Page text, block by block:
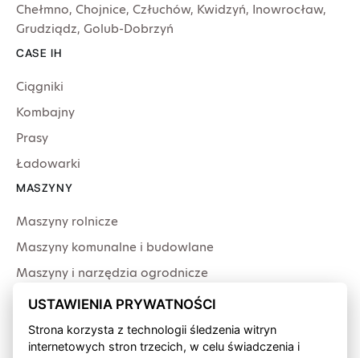
Chełmno, Chojnice, Człuchów, Kwidzyń, Inowrocław,
Grudziądz, Golub-Dobrzyń
CASE IH
Ciągniki
Kombajny
Prasy
Ładowarki
MASZYNY
Maszyny rolnicze
Maszyny komunalne i budowlane
Maszyny i narzędzia ogrodnicze
Producenci
USŁUGI
USTAWIENIA PRYWATNOŚCI
Strona korzysta z technologii śledzenia witryn
internetowych stron trzecich, w celu świadczenia i